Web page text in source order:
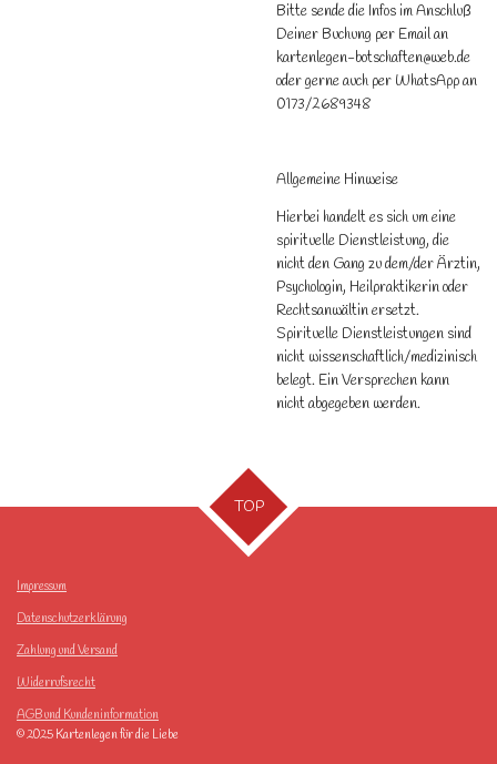
Bitte sende die Infos im Anschluß
Deiner Buchung per Email an
kartenlegen-botschaften@web.de
oder gerne auch per WhatsApp an
0173/2689348
Allgemeine Hinweise
Hierbei handelt es sich um eine
spirituelle Dienstleistung, die
nicht den Gang zu dem/der Ärztin,
Psychologin, Heilpraktikerin oder
Rechtsanwältin ersetzt.
Spirituelle Dienstleistungen sind
nicht wissenschaftlich/medizinisch
belegt. Ein Versprechen kann
nicht abgegeben werden.
TOP
Impressum
Datenschutzerklärung
Zahlung und Versand
Widerrufsrecht
AGB und Kundeninformation
© 2025 Kartenlegen für die Liebe